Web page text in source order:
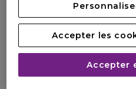
Accepter les
Accepter